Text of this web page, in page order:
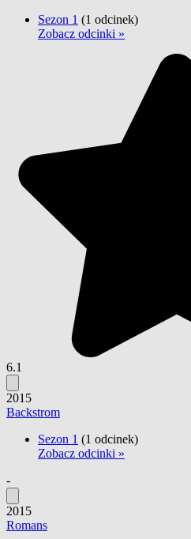
Sezon 1 (1 odcinek)
Zobacz odcinki »
6.1
2015
Backstrom
Sezon 1 (1 odcinek)
Zobacz odcinki »
-
2015
Romans